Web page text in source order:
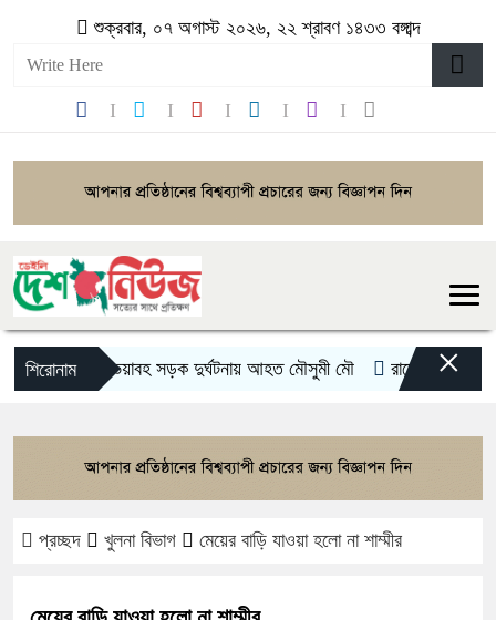
শুক্রবার, ০৭ অগাস্ট ২০২৬, ২২ শ্রাবণ ১৪৩৩ বঙ্গাব্দ
শিরোনাম ভয়াবহ সড়ক দুর্ঘটনায় আহত মৌসুমী মৌ রামেকে বৈদ্যুতিক
×
প্রচ্ছদ খুলনা বিভাগ মেয়ের বাড়ি যাওয়া হলো না শাম্মীর